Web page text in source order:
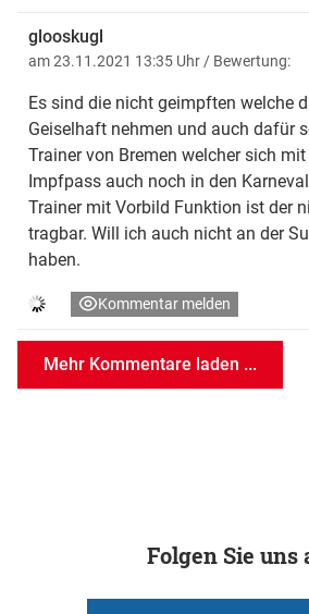
glooskugl
am 23.11.2021 13:35 Uhr / Bewertung:
Es sind die nicht geimpften welche
Geiselhaft nehmen und auch dafür
Trainer von Bremen welcher sich
Impfpass auch noch in den
Trainer mit Vorbild Funktion ist der
tragbar. Will ich auch nicht an der
haben.
Kommentar melden
Mehr Kommentare laden ...
Folgen Sie uns